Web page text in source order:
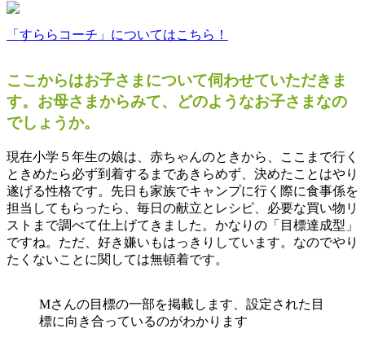
「すららコーチ」についてはこちら！
ここからはお子さまについて伺わせていただきま
す。お母さまからみて、どのようなお子さまなの
でしょうか。
現在小学５年生の娘は、赤ちゃんのときから、ここまで行く
ときめたら必ず到着するまであきらめず、決めたことはやり
遂げる性格です。先日も家族でキャンプに行く際に食事係を
担当してもらったら、毎日の献立とレシピ、必要な買い物リ
ストまで調べて仕上げてきました。かなりの「目標達成型」
ですね。ただ、好き嫌いもはっきりしています。なのでやり
たくないことに関しては無頓着です。
Mさんの目標の一部を掲載します、設定された目
標に向き合っているのがわかります